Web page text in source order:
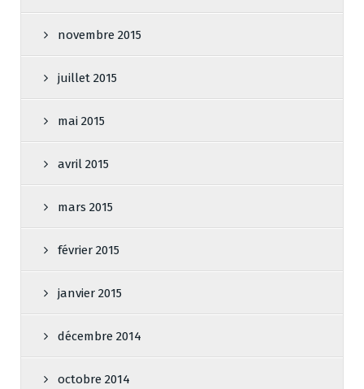
novembre 2015
juillet 2015
mai 2015
avril 2015
mars 2015
février 2015
janvier 2015
décembre 2014
octobre 2014